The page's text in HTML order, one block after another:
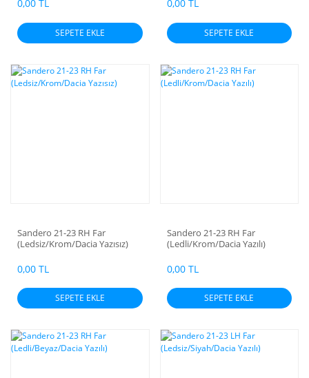
0,00 TL
SEPETE EKLE
0,00 TL
SEPETE EKLE
Sandero 21-23 RH Far
(Ledsiz/Krom/Dacia Yazısız)
0,00 TL
SEPETE EKLE
Sandero 21-23 RH Far
(Ledli/Krom/Dacia Yazılı)
0,00 TL
SEPETE EKLE